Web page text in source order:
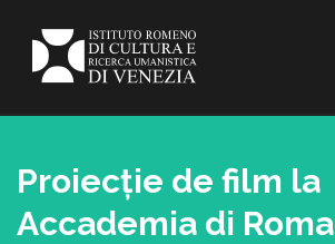
Proiecție de film la
Accademia di